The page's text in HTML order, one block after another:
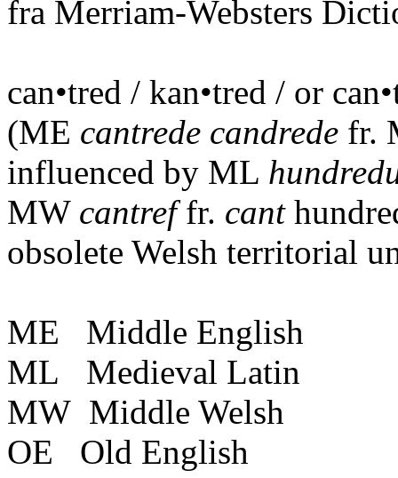
fra Merriam-Websters
can•tred / kan•tred / or
(ME cantrede candrede fr.
influenced by ML
MW cantreffr. cant
obsolete Welsh territorial
ME Middle English
ML Medieval Latin
MW Middle Welsh
OE Old English